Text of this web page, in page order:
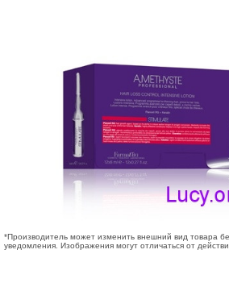
*Производитель может изменить внешний вид товара
уведомления. Изображения могут отличаться от